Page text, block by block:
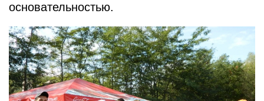
основательностью.